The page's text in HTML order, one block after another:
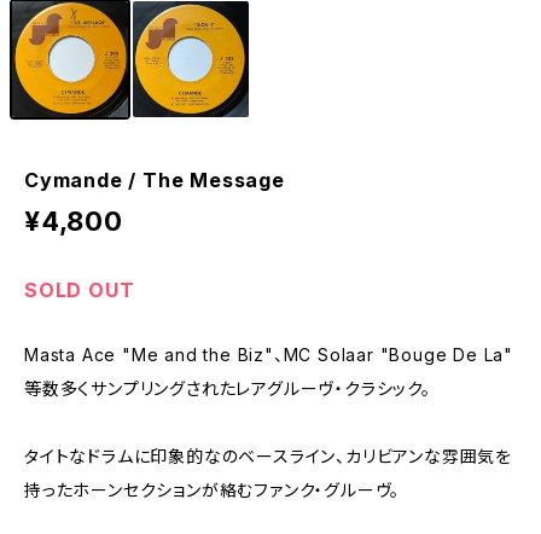
Cymande / The Message
¥4,800
SOLD OUT
Masta Ace "Me and the Biz"、MC Solaar "Bouge De La"
等数多くサンプリングされたレアグルーヴ・クラシック。
タイトなドラムに印象的なのベースライン、カリビアンな雰囲気を
持ったホーンセクションが絡むファンク・グルーヴ。